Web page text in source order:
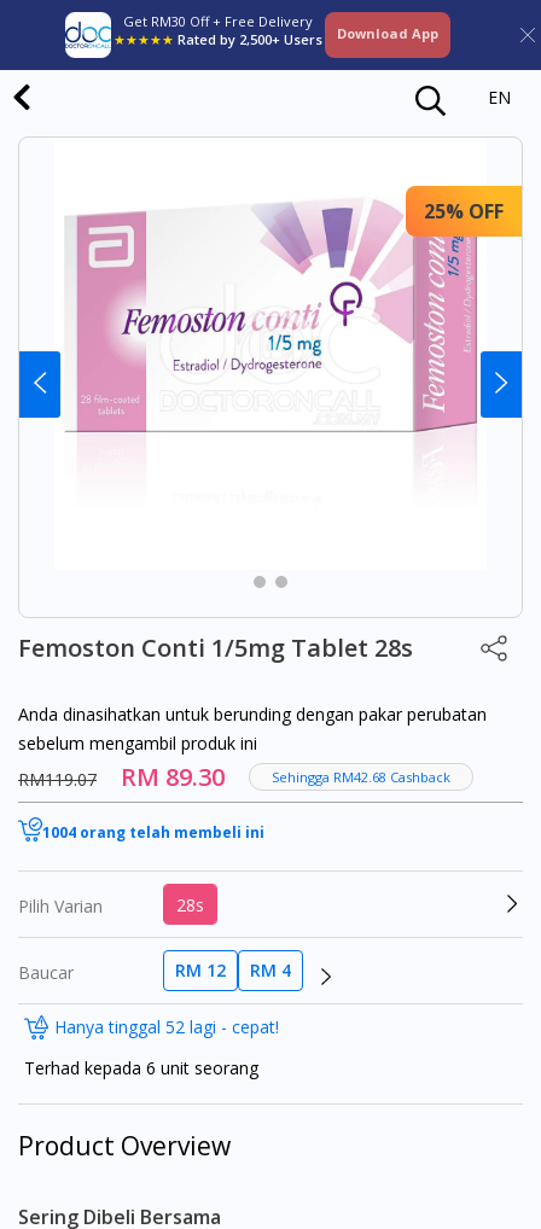
Get RM30 Off + Free Delivery
★★★★★ Rated by 2,500+ Users Download App
EN
25% OFF
Femoston Conti 1/5mg Tablet 28s
Anda dinasihatkan untuk berunding dengan pakar perubatan
sebelum mengambil produk ini
RM119.07
RM 89.30 Sehingga RM42.68 Cashback
1004 orang telah membeli ini
Pilih Varian 28s
Baucar RM 12 RM 4
Hanya tinggal 52 lagi - cepat!
Terhad kepada 6 unit seorang
Product Overview
Sering Dibeli Bersama